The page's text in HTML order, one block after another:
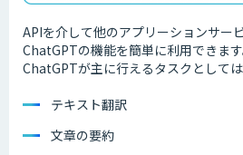
APIを介して他のアプリーションサー
ChatGPTの機能を簡単に利用できます
ChatGPTが主に行えるタスクとしては
テキスト翻訳
文章の要約